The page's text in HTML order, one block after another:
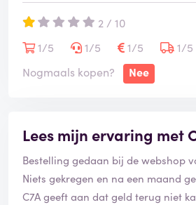
2 / 10
1/5
1/5 1/5
1/5
Nogmaals kopen?
Nee
Lees mijn ervaring met
Bestelling gedaan bij de webshop
Niets gekregen en na een maand
C7A geeft aan dat geld terug niet